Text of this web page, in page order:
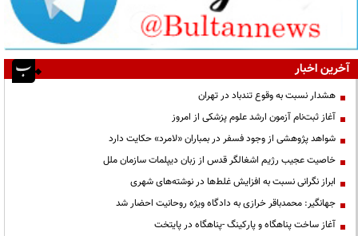
آخرین اخبار
هشدار نسبت به وقوع تندباد در تهران
آغاز ثبت‌نام آزمون ارشد علوم پزشکی از امروز
شواهد پژوهشی از وجود فسفر در بمباران «لامرد» حکایت دارد
خاصیت عجیب رژیم اشغالگر قدس از زبان دیپلمات سازمان ملل
ابراز نگرانی نسبت به افزایش غلط‌ها در نوشته‌های شهری
جهانگیر: محمدباقر خرازی به دادگاه ویژه روحانیت احضار شد
آغاز ساخت پناهگاه و پارکینگ -پناهگاه در پایتخت